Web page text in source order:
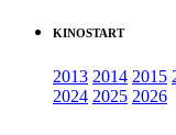
KINOSTART
2013 2014 2015
2024 2025 2026